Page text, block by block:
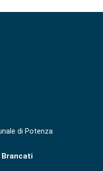
di Potenza
Brancati